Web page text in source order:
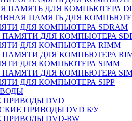
ПАМЯТЬ ДЛЯ КОМПЬЮТЕРА
ПАМЯТЬ ДЛЯ
ДЛЯ КОМПЬЮТЕРА SDRAM
ДЛЯ КОМПЬЮТЕРА
ДЛЯ КОМПЬЮТЕРА RIMM
ДЛЯ КОМПЬЮТЕРА
ДЛЯ КОМПЬЮТЕРА SIMM
ДЛЯ КОМПЬЮТЕРА
ДЛЯ КОМПЬЮТЕРА SIPP
DVD
ПРИВОДЫ DVD Б/У
DVD-RW